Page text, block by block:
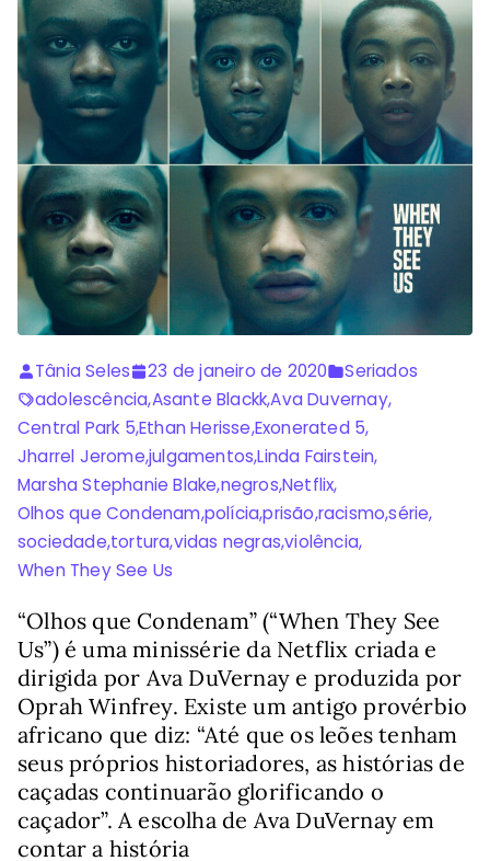
Tânia Seles 23 de janeiro de 2020
Seriados
adolescência,Asante Blackk,Ava Duvernay,
Central Park 5,Ethan Herisse,Exonerated 5,
Jharrel Jerome,julgamentos,Linda Fairstein,
Marsha Stephanie Blake,negros,Netflix,
Olhos que Condenam,polícia,prisão,racismo,série,
sociedade,tortura,vidas negras,violência,
When They See Us
“Olhos que Condenam” (“When They See
Us”) é uma minissérie da Netflix criada e
dirigida por Ava DuVernay e produzida por
Oprah Winfrey. Existe um antigo provérbio
africano que diz: “Até que os leões tenham
seus próprios historiadores, as histórias de
caçadas continuarão glorificando o
caçador”. A escolha de Ava DuVernay em
contar a história